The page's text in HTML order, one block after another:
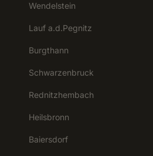
Wendelstein
Lauf a.d.Pegnitz
Burgthann
Schwarzenbruck
Rednitzhembach
Heilsbronn
Baiersdorf